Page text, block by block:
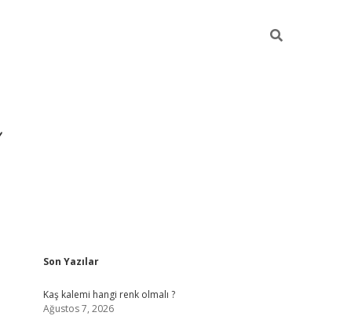
Sidebar
Son Yazılar
Kaş kalemi hangi renk olmalı ?
Ağustos 7, 2026